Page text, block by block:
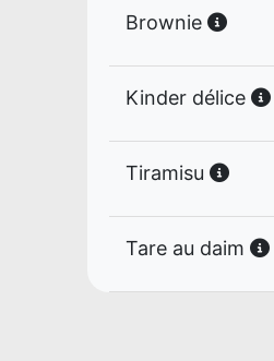
Brownie
Kinder délice
Tiramisu
Tare au daim